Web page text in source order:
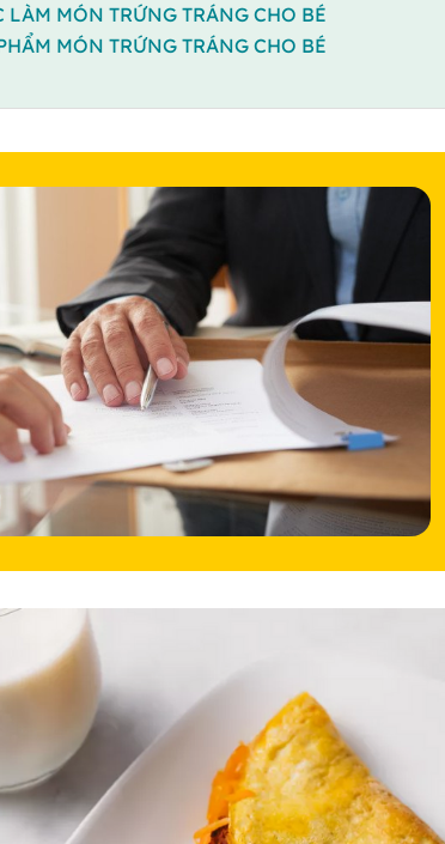
LÀM MÓN TRỨNG TRÁNG CHO BÉ
MÓN TRỨNG TRÁNG CHO BÉ